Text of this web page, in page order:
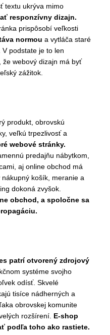
textu ukrýva mimo
responzívny dizajn.
prispôsobí veľkosti
normou a vytláča staré
podstate je to len
že webový dizajn má byť
zážitok.
produkt, obrovskú
veľkú trpezlivosť a
webové stránky.
predajňu nábytkom,
aj online obchod má
košík, meranie a
dokoná zvyšok.
obchod, a spoločne sa
patrí otvorený zdrojový
systéme svojho
odísť. Skvelé
tisíce nádherných a
obrovskej komunite
rozšírení. E-shop
podľa toho ako rastiete.